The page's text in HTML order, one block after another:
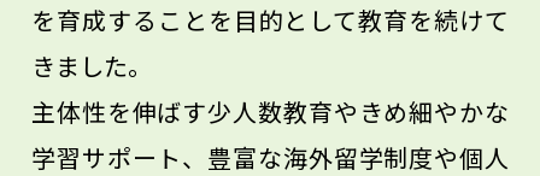
を育成することを目的として教育を続けて
きました。
主体性を伸ばす少人数教育やきめ細やかな
学習サポート、豊富な海外留学制度や個人